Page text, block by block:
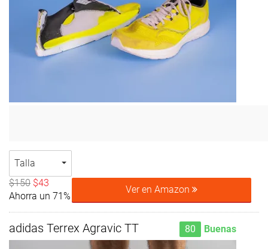
Talla
$150 $43
Ahorra un 71%
Ver en Amazon
adidas Terrex Agravic TT 80 Buenas